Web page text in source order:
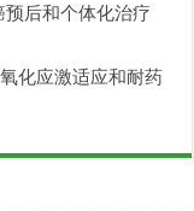
后和个体化治疗
化应激适应和耐药